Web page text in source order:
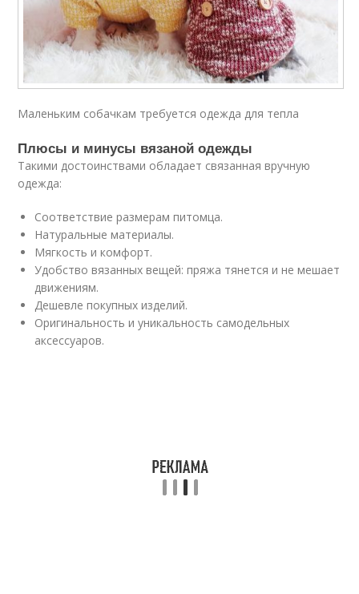
Маленьким собачкам требуется одежда для тепла
Плюсы и минусы вязаной одежды
Такими достоинствами обладает связанная вручную
одежда:
Соответствие размерам питомца.
Натуральные материалы.
Мягкость и комфорт.
Удобство вязанных вещей: пряжа тянется и не мешает
движениям.
Дешевле покупных изделий.
Оригинальность и уникальность самодельных
аксессуаров.